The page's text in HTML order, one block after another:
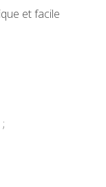
et facile